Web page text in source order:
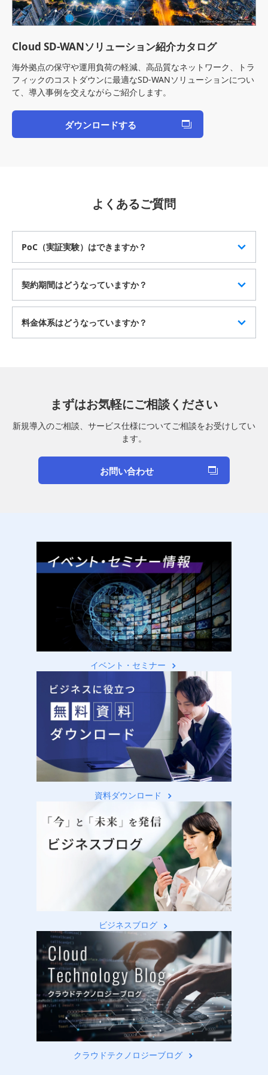
Cloud SD-WANソリューション紹介カタログ
海外拠点の保守や運用負荷の軽減、高品質なネットワーク、トラ
フィックのコストダウンに最適なSD-WANソリューションについ
て、導入事例を交えながらご紹介します。
ダウンロードする
よくあるご質問
PoC（実証実験）はできますか？
契約期間はどうなっていますか？
料金体系はどうなっていますか？
まずはお気軽にご相談ください
新規導入のご相談、サービス仕様についてご相談をお受けしてい
ます。
お問い合わせ
イベント・セミナー
資料ダウンロード
ビジネスブログ
クラウドテクノロジーブログ